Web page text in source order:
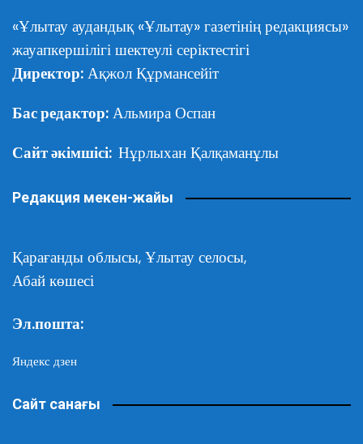
«Ұлытау аудандық «Ұлытау» газетінің редакциясы»
жауапкершілігі шектеулі серіктестігі
Директор: Ақжол Құрмансейіт
Бас редактор: Альмира Оспан
Сайт әкімшісі: Нұрлыхан Қалқаманұлы
Редакция мекен-жайы
Қарағанды облысы, Ұлытау селосы,
Абай көшесі
Эл.пошта:
Яндекс дзен
Сайт санағы